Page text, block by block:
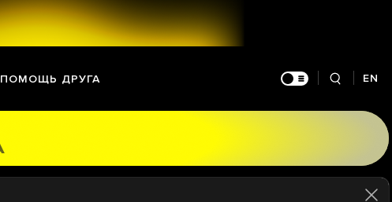
ПОМОЩЬ ДРУГА EN